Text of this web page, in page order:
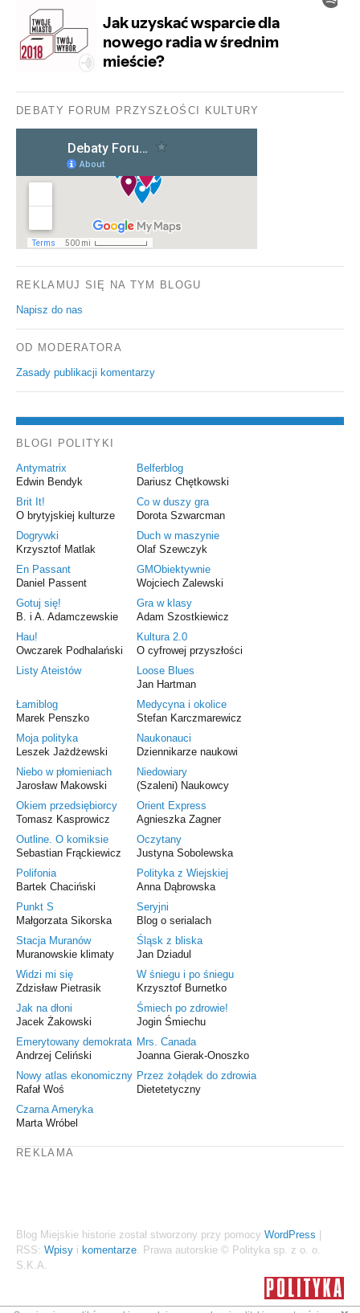
DEBATY FORUM PRZYSZŁOŚCI KULTURY
REKLAMUJ SIĘ NA TYM BLOGU
Napisz do nas
OD MODERATORA
Zasady publikacji komentarzy
BLOGI POLITYKI
Antymatrix
Edwin Bendyk
Belferblog
Dariusz Chętkowski
Brit It!
O brytyjskiej kulturze
Co w duszy gra
Dorota Szwarcman
Dogrywki
Krzysztof Matlak
Duch w maszynie
Olaf Szewczyk
En Passant
Daniel Passent
GMObiektywnie
Wojciech Zalewski
Gotuj się!
B. i A. Adamczewskie
Gra w klasy
Adam Szostkiewicz
Hau!
Owczarek Podhalański
Kultura 2.0
O cyfrowej przyszłości
Listy Ateistów
Loose Blues
Jan Hartman
Łamiblog
Marek Penszko
Medycyna i okolice
Stefan Karczmarewicz
Moja polityka
Leszek Jażdżewski
Naukonauci
Dziennikarze naukowi
Niebo w płomieniach
Jarosław Makowski
Niedowiary
(Szaleni) Naukowcy
Okiem przedsiębiorcy
Tomasz Kasprowicz
Orient Express
Agnieszka Zagner
Outline. O komiksie
Sebastian Frąckiewicz
Oczytany
Justyna Sobolewska
Polifonia
Bartek Chaciński
Polityka z Wiejskiej
Anna Dąbrowska
Punkt S
Małgorzata Sikorska
Seryjni
Blog o serialach
Stacja Muranów
Muranowskie klimaty
Śląsk z bliska
Jan Dziadul
Widzi mi się
Zdzisław Pietrasik
W śniegu i po śniegu
Krzysztof Burnetko
Jak na dłoni
Jacek Żakowski
Śmiech po zdrowie!
Jogin Śmiechu
Emerytowany demokrata
Andrzej Celiński
Mrs. Canada
Joanna Gierak-Onoszko
Nowy atlas ekonomiczny
Rafał Woś
Przez żołądek do zdrowia
Dietetetyczny
Czarna Ameryka
Marta Wróbel
REKLAMA
Blog Miejskie historie został stworzony przy pomocy WordPress
RSS: Wpisy i komentarze . Prawa autorskie © Polityka sp. z o. o.
S.K.A.